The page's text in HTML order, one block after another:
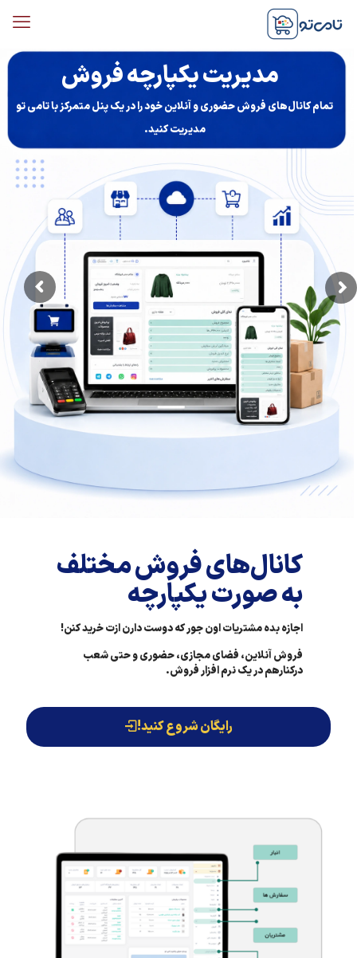
مدیریت یکپارچه فروش
تمام کانال‌های فروش حضوری و آنلاین خود را در یک پنل متمرکز با تامی تو
مدیریت کنید.
کانال‌های فروش مختلف
به صورت یکپارچه
اجازه بده مشتریات اون جور که دوست دارن ازت خرید کنن!
فروش آنلاین، فضای مجازی، حضوری و حتی شعب
درکنارهم در یک نرم افزار فروش.
رایگان شروع کنید!